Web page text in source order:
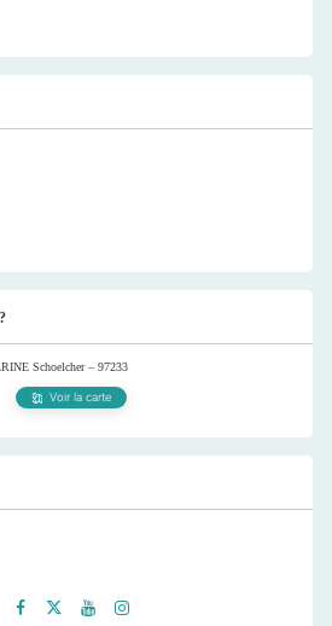
Schoelcher – 97233
Voir la carte